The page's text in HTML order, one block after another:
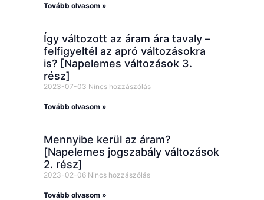
Tovább olvasom »
Így változott az áram ára tavaly –
felfigyeltél az apró változásokra
is? [Napelemes változások 3.
rész]
2023-07-03 Nincs hozzászólás
Tovább olvasom »
Mennyibe kerül az áram?
[Napelemes jogszabály változások
2. rész]
2023-02-06 Nincs hozzászólás
Tovább olvasom »